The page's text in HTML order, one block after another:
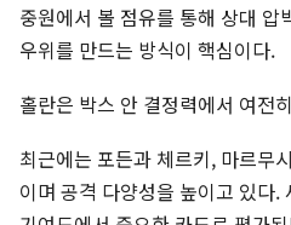
중원에서 볼 점유를 통해 상대 압
우위를 만드는 방식이 핵심이다.
홀란은 박스 안 결정력에서 여전
최근에는 포든과 체르키, 마르무
이며 공격 다양성을 높이고 있다